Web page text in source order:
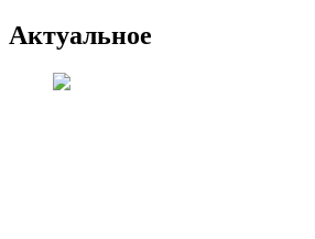
Актуальное